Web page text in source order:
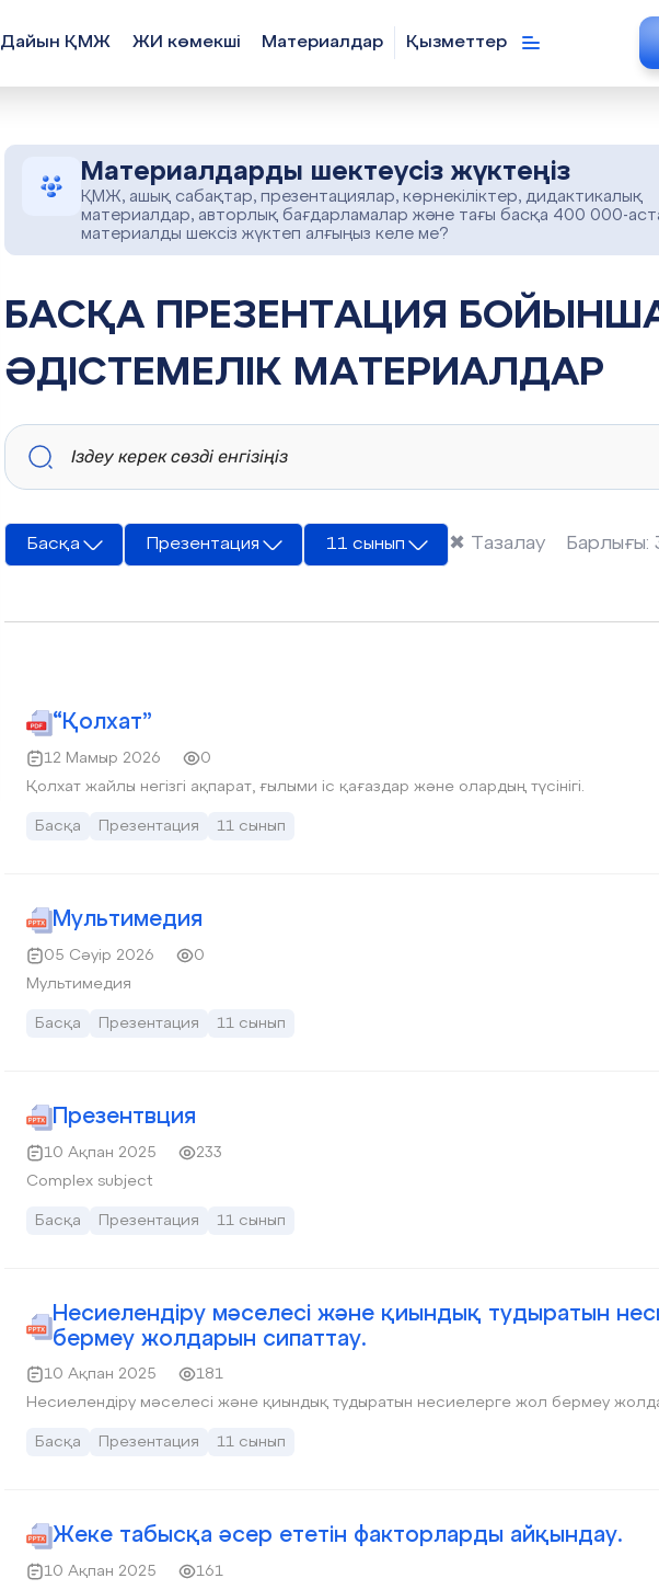
Дайын ҚМЖ ЖИ көмекші Материалдар Қызметтер
Материалдарды шектеусіз жүктеңіз
ҚМЖ, ашық сабақтар, презентациялар, көрнекіліктер, дидактикалық
материалдар, авторлық бағдарламалар және тағы басқа 400 000-
материалды шексіз жүктеп алғыңыз келе ме?
БАСҚА ПРЕЗЕНТАЦИЯ БОЙЫНША ОҚУ-
ӘДІСТЕМЕЛІК МАТЕРИАЛДАР
Басқа Презентация 11 сынып ✖ Тазалау Барлығы:
“Қолхат”
12 Мамыр 2026
0
Қолхат жайлы негізгі ақпарат, ғылыми іс қағаздар және олардың түсінігі.
Басқа Презентация 11 сынып
Мультимедия
05 Сәуір 2026
0
Мультимедия
Басқа Презентация 11 сынып
Презентвция
10 Ақпан 2025
233
Complex subject
Басқа Презентация 11 сынып
Несиелендіру мәселесі және қиындық тудыратын
бермеу жолдарын сипаттау.
10 Ақпан 2025
181
Несиелендіру мәселесі және қиындық тудыратын несиелерге жол бермеу
Басқа Презентация 11 сынып
Жеке табысқа әсер ететін факторларды айқындау.
10 Ақпан 2025
161